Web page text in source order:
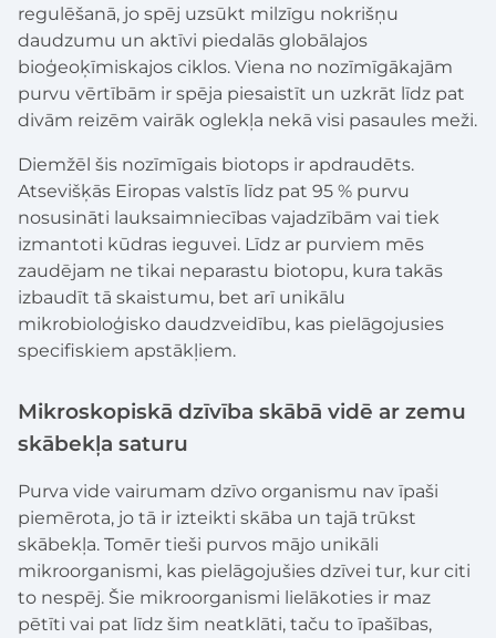
regulēšanā, jo spēj uzsūkt milzīgu nokrišņu
daudzumu un aktīvi piedalās globālajos
bioģeoķīmiskajos ciklos. Viena no nozīmīgākajām
purvu vērtībām ir spēja piesaistīt un uzkrāt līdz pat
divām reizēm vairāk oglekļa nekā visi pasaules meži.
Diemžēl šis nozīmīgais biotops ir apdraudēts.
Atsevišķās Eiropas valstīs līdz pat 95 % purvu
nosusināti lauksaimniecības vajadzībām vai tiek
izmantoti kūdras ieguvei. Līdz ar purviem mēs
zaudējam ne tikai neparastu biotopu, kura takās
izbaudīt tā skaistumu, bet arī unikālu
mikrobioloģisko daudzveidību, kas pielāgojusies
specifiskiem apstākļiem.
Mikroskopiskā dzīvība skābā vidē ar zemu
skābekļa saturu
Purva vide vairumam dzīvo organismu nav īpaši
piemērota, jo tā ir izteikti skāba un tajā trūkst
skābekļa. Tomēr tieši purvos mājo unikāli
mikroorganismi, kas pielāgojušies dzīvei tur, kur citi
to nespēj. Šie mikroorganismi lielākoties ir maz
pētīti vai pat līdz šim neatklāti, taču to īpašības,